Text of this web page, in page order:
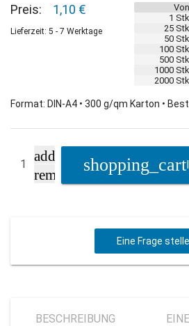
Von
1 Stk
25 Stk
50 Stk
100 Stk
500 Stk
1000 Stk
2000 Stk
Preis: 1,10 €
Lieferzeit: 5 - 7 Werktage
Format: DIN-A4 • 300 g/qm Karton •
add
remove
Eine Frage
BESCHREIBUNG